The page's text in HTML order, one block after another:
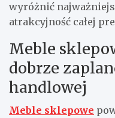
wyróżnić
atrakcyjność całej
Meble
dobrze
handlowej
Meble sklepowe